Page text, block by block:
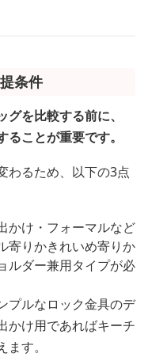
条件
を比較する前に、
ることが重要です。
わるため、以下の3点
かけ・フォーマルなど
寄りかきれいめ寄りか
ルダー兼用タイプが必
プルなロック金具のデ
かけ用であればキーチ
す。